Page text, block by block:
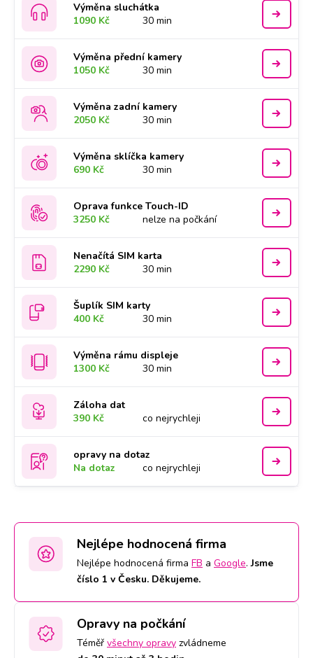
Výměna sluchátka
1090 Kč
30 min
Výměna přední kamery
1050 Kč
30 min
Výměna zadní kamery
2050 Kč
30 min
Výměna sklíčka kamery
690 Kč
30 min
Oprava funkce Touch-ID
3250 Kč
nelze na počkání
Nenačítá SIM karta
2290 Kč
30 min
Šuplík SIM karty
400 Kč
30 min
Výměna rámu displeje
1300 Kč
30 min
Záloha dat
390 Kč
co nejrychleji
opravy na dotaz
Na dotaz
co nejrychleji
Nejlépe hodnocená firma
Nejlépe hodnocená firma FB a Google.Jsme
číslo 1 v Česku. Děkujeme.
Opravy na počkání
Téměř všechny opravy zvládneme